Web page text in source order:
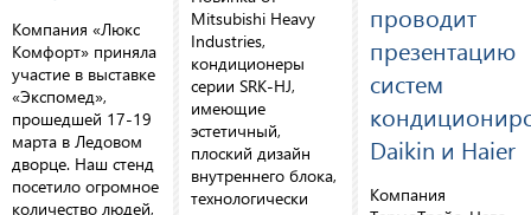
Компания «Люкс
Комфорт» приняла
участие в выставке
«Экспомед»,
прошедшей 17-19
марта в Ледовом
дворце. Наш стенд
посетило огромное
количество людей,
Mitsubishi Heavy
Industries,
кондиционеры
серии SRK-HJ,
имеющие
эстетичный,
плоский дизайн
внутреннего блока,
технологически
проводит
презентацию
систем
Daikin и Haier
Компания